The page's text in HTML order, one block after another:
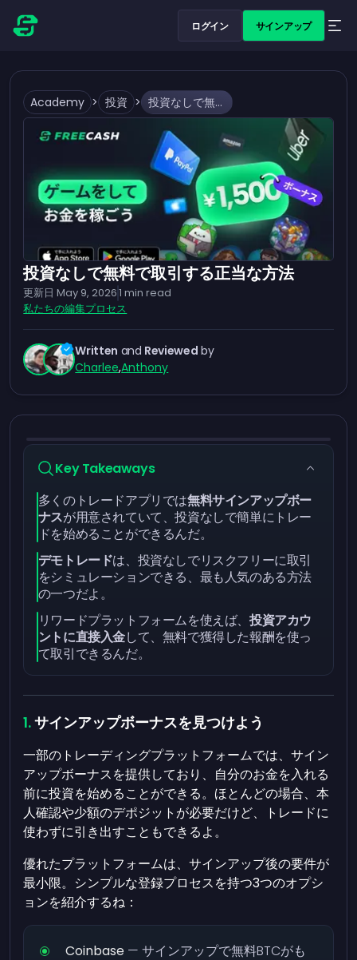
ログイン サインアップ
Academy > 投資 > 投資なしで無料で取引する正当な方法
投資なしで無料で取引する正当な方法
更新日 May 9, 20261 min read
私たちの編集プロセス
Written and Reviewed by
Charlee,Anthony
Key Takeaways
多くのトレードアプリでは無料サインアップボー
ナスが用意されていて、投資なしで簡単にトレー
ドを始めることができるんだ。
デモトレードは、投資なしでリスクフリーに取引
をシミュレーションできる、最も人気のある方法
の一つだよ。
リワードプラットフォームを使えば、 投資アカウ
ントに直接入金して、無料で獲得した報酬を使っ
て取引できるんだ。
サインアップボーナスを見つけよう
一部のトレーディングプラットフォームでは、サイン
アップボーナスを提供しており、自分のお金を入れる
前に投資を始めることができる。ほとんどの場合、本
人確認や少額のデポジットが必要だけど、トレードに
使わずに引き出すこともできるよ。
優れたプラットフォームは、サインアップ後の要件が
最小限。シンプルな登録プロセスを持つ3つのオプシ
ョンを紹介するね：
Coinbase — サインアップで無料BTCがも